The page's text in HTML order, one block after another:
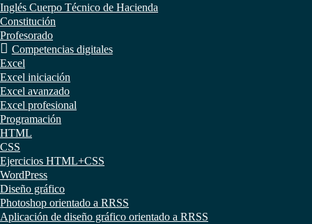
Inglés Cuerpo Técnico de Hacienda
Constitución
Profesorado
Competencias digitales
Excel
Excel iniciación
Excel avanzado
Excel profesional
Programación
HTML
CSS
Ejercicios HTML+CSS
WordPress
Diseño gráfico
Photoshop orientado a RRSS
Aplicación de diseño gráfico orientado a RRSS